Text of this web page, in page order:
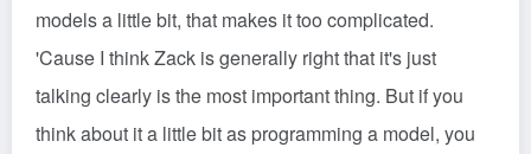
models a little bit, that makes it too complicated.
'Cause I think Zack is generally right that it's just
talking clearly is the most important thing. But if you
think about it a little bit as programming a model, you